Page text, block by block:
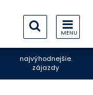
MENU
najvýhodnejšie
zájazdy